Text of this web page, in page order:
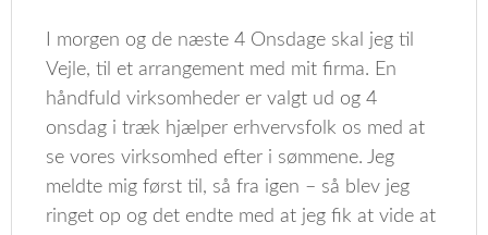
I morgen og de næste 4 Onsdage skal jeg til
Vejle, til et arrangement med mit firma. En
håndfuld virksomheder er valgt ud og 4
onsdag i træk hjælper erhvervsfolk os med at
se vores virksomhed efter i sømmene. Jeg
meldte mig først til, så fra igen – så blev jeg
ringet op og det endte med at jeg fik at vide at